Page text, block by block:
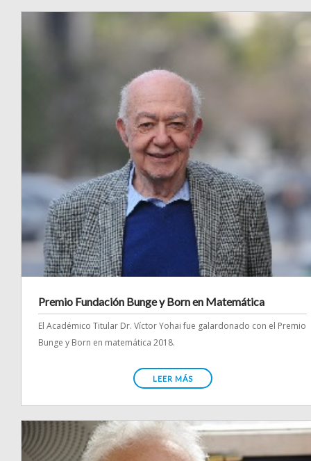
Premio Fundación Bunge y Born en Matemática
El Académico Titular Dr. Víctor Yohai fue galardonado con el Premio
Bunge y Born en matemática 2018.
LEER MÁS